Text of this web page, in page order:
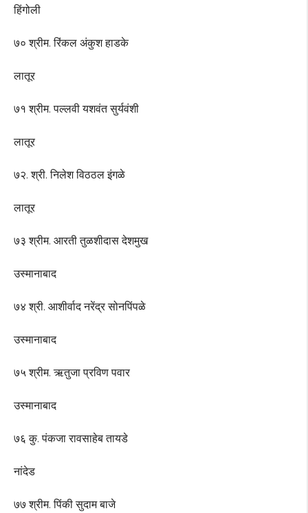
हिंगोली
७० श्रीम. रिंकल अंकुश हाडके
लातूर
७१ श्रीम. पल्लवी यशवंत सुर्यवंशी
लातूर
७२. श्री. निलेश विठठल इंगळे
लातूर
७३ श्रीम. आरती तुळशीदास देशमुख
उस्मानाबाद
७४ श्री. आशीर्वाद नरेंद्र सोनपिंपळे
उस्मानाबाद
७५ श्रीम. ऋतुजा प्रविण पवार
उस्मानाबाद
७६ कु. पंकजा रावसाहेब तायडे
नांदेड
७७ श्रीम. पिंकी सुदाम बाजे